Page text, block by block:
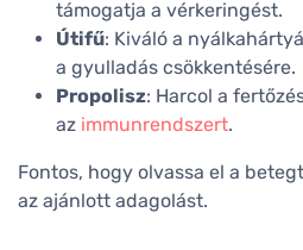
támogatja a vérkeringést.
Útifű: Kiváló a
a gyulladás csökkentésére.
Propolisz: Harcol a
az immunrendszert.
Fontos, hogy olvassa el a
az ajánlott adagolást.